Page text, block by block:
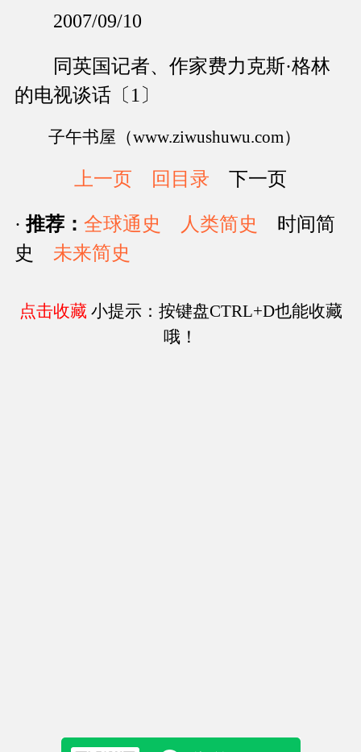
2007/09/10
同英国记者、作家费力克斯·格林
的电视谈话〔1〕
子午书屋（www.ziwushuwu.com）
上一页 回目录 下一页
· 推荐： 全球通史 人类简史
时间简
史 未来简史
点击收藏 小提示：按键盘CTRL+D也能收藏
哦！